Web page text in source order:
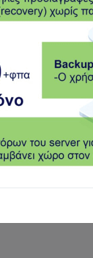
ΝΟΜΙΜΟΣ
ΠΡΟΓΡΑΜΜΑ
ΤΕΛΗ